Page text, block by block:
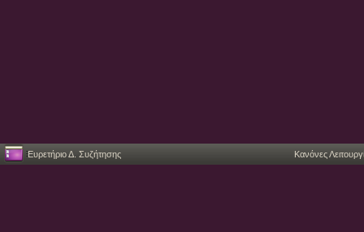
Ευρετήριο Δ. Συζήτησης Κανόνες